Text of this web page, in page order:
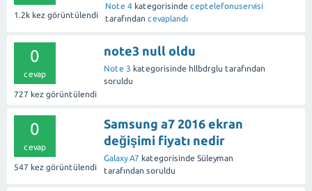
1.2k kez görüntülendi
Note 4 kategorisinde ceptelefonuservisi
tarafından cevaplandı
0
cevap
727 kez görüntülendi
note3 null oldu
Note 3 kategorisinde hllbdrglu tarafından
soruldu
0
cevap
547 kez görüntülendi
Samsung a7 2016 ekran
değişimi fiyatı nedir
Galaxy A7 kategorisinde Süleyman
tarafından soruldu